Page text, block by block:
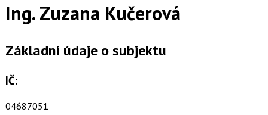
Ing. Zuzana Kučerová
Základní údaje o subjektu
IČ:
04687051